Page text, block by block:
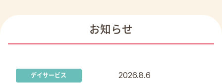
お知らせ
デイサービス
2026.8.6